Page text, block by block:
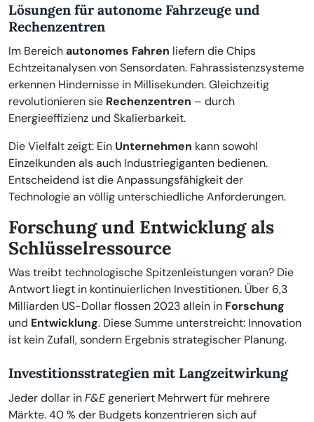
Lösungen für autonome Fahrzeuge und
Rechenzentren
Im Bereichautonomes Fahren liefern die Chips
Echtzeitanalysen von Sensordaten. Fahrassistenzsysteme
erkennen Hindernisse in Millisekunden. Gleichzeitig
revolutionieren sie Rechenzentren – durch
Energieeffizienz und Skalierbarkeit.
Die Vielfalt zeigt: Ein Unternehmen kann sowohl
Einzelkunden als auch Industriegiganten bedienen.
Entscheidend ist die Anpassungsfähigkeit der
Technologie an völlig unterschiedliche Anforderungen.
Forschung und Entwicklung als
Schlüsselressource
Was treibt technologische Spitzenleistungen voran? Die
Antwort liegt in kontinuierlichen Investitionen. Über 6,3
Milliarden US-Dollar flossen 2023 allein in Forschung
und Entwicklung. Diese Summe unterstreicht: Innovation
ist kein Zufall, sondern Ergebnis strategischer Planung.
Investitionsstrategien mit Langzeitwirkung
Jeder dollar inF&Egeneriert Mehrwert für mehrere
Märkte. 40 % der Budgets konzentrieren sich auf